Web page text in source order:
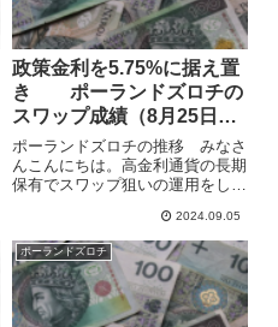
政策金利を5.75%に据え置
き ポーランドズロチの
スワップ成績（8月25日
週）
ポーランドズロチの推移 みなさ
んこんにちは。高金利通貨の長期
保有でスワップ狙いの運用をして
ロチとチェココルナは対ユーロで
とくに変動が小さく、新興国の高
金利通貨と比較してかなり安定し
ています。ポーランドもチェコ
も...
2024.09.05
ポーランドズロチ